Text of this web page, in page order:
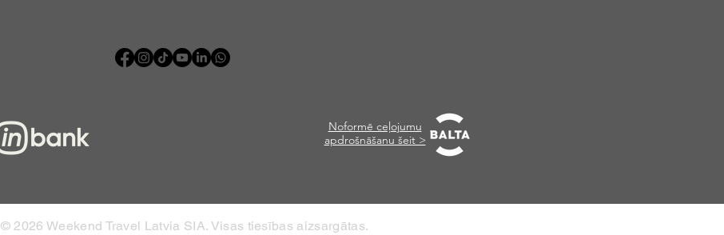
Noformē ceļojumu
apdrošnāšanu šeit >
© 2026 Weekend Travel Latvia SIA. Visas tiesības aizsargātas.